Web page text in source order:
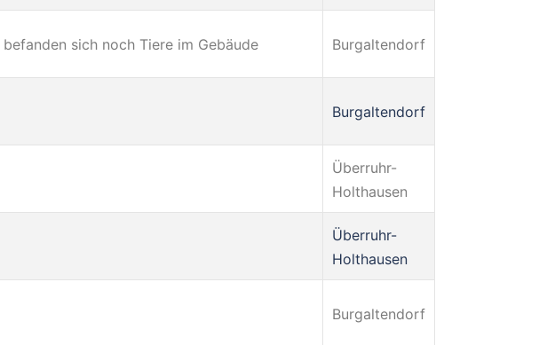
sich noch Tiere im Gebäude Burgaltendorf
Burgaltendorf
Überruhr-
Holthausen
Überruhr-
Holthausen
Burgaltendorf